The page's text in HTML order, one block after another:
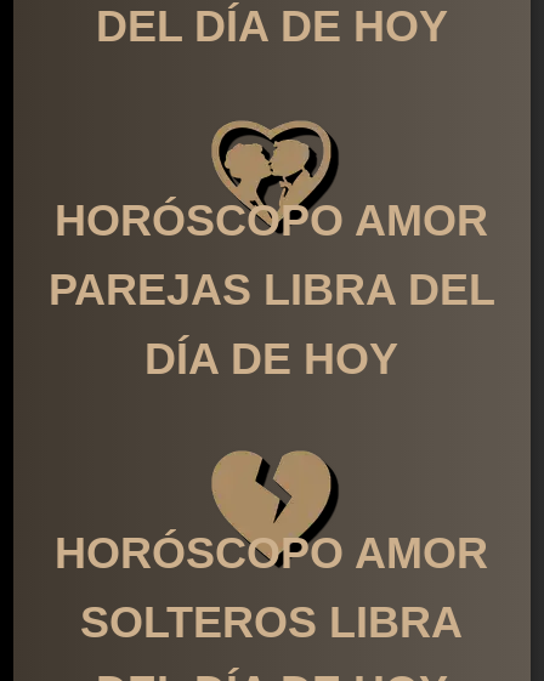
DEL DÍA DE HOY
HORÓSCOPO AMOR
PAREJAS LIBRA DEL
DÍA DE HOY
HORÓSCOPO AMOR
SOLTEROS LIBRA